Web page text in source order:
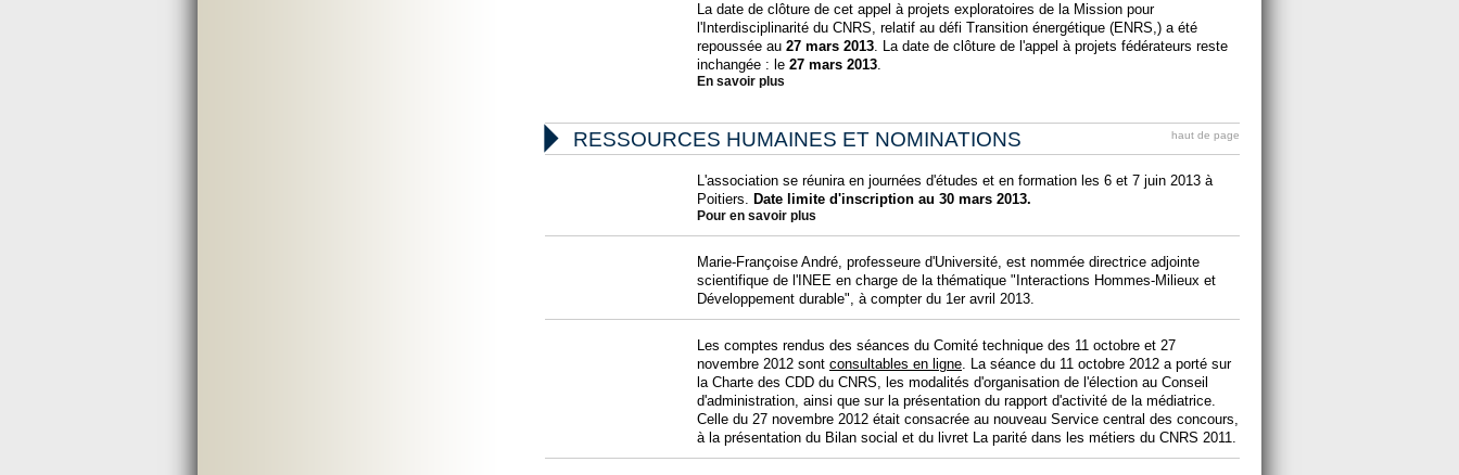
La date de clôture de cet appel à projets exploratoires de la Mission pour
l'Interdisciplinarité du CNRS, relatif au défi Transition énergétique (ENRS,) a été
repoussée au 27 mars 2013. La date de clôture de l'appel à projets fédérateurs reste
inchangée : le 27 mars 2013.
En savoir plus
 RESSOURCES HUMAINES ET NOMINATIONS haut de page
L'association se réunira en journées d'études et en formation les 6 et 7 juin 2013 à
Poitiers. Date limite d'inscription au 30 mars 2013.
Pour en savoir plus
Marie-Françoise André, professeure d'Université, est nommée directrice adjointe
scientifique de l'INEE en charge de la thématique "Interactions Hommes-Milieux et
Développement durable", à compter du 1er avril 2013.
Les comptes rendus des séances du Comité technique des 11 octobre et 27
novembre 2012 sont consultables en ligne. La séance du 11 octobre 2012 a porté sur
la Charte des CDD du CNRS, les modalités d'organisation de l'élection au Conseil
d'administration, ainsi que sur la présentation du rapport d'activité de la médiatrice.
Celle du 27 novembre 2012 était consacrée au nouveau Service central des concours,
à la présentation du Bilan social et du livret La parité dans les métiers du CNRS 2011.